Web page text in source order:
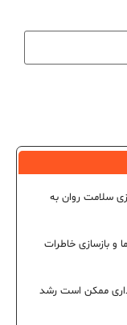
سلامت روان به
و بازسازی خاطرات
ممکن است رشد